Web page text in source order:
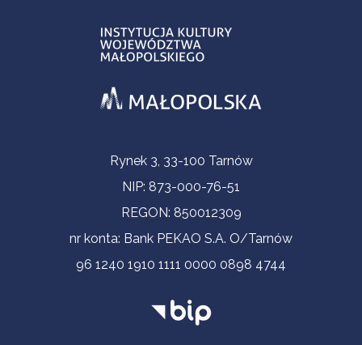
Informacje kontaktoweRynek 3, 33-100 Tarnów
NIP: 873-000-76-51
REGON: 850012309
nr konta: Bank PEKAO S.A. O/Tarnów
96 1240 1910 1111 0000 0898 4744